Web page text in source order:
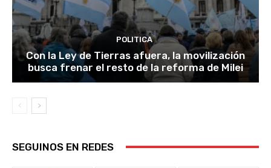
POLITICA
Con la Ley de Tierras afuera, la movilización
busca frenar el resto de la reforma de Milei
SEGUINOS EN REDES